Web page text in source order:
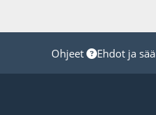
Ohjeet Ehdot ja